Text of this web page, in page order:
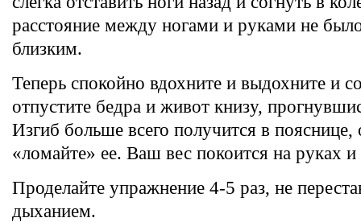
расстояние между ногами и руками не
близким.
Теперь спокойно вдохните и выдохните и
отпустите бедра и живот книзу,
Изгиб больше всего получится в пояснице,
«ломайте» ее. Ваш вес покоится на руках и
Проделайте упражнение 4-5 раз, не
дыханием.